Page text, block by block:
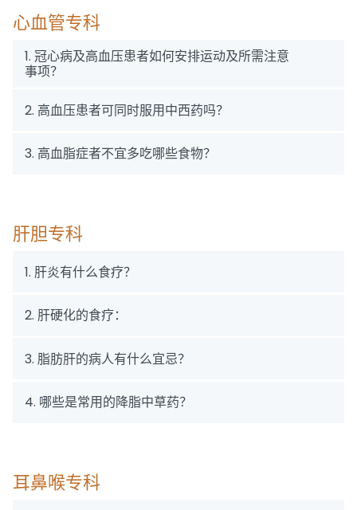
心血管专科
1. 冠心病及高血压患者如何安排运动及所需注意
事项？
2. 高血压患者可同时服用中西药吗？
3. 高血脂症者不宜多吃哪些食物？
肝胆专科
1. 肝炎有什么食疗？
2. 肝硬化的食疗：
3. 脂肪肝的病人有什么宜忌？
4. 哪些是常用的降脂中草药？
耳鼻喉专科